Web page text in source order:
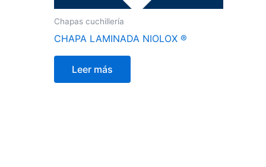
Chapas cuchillería
CHAPA LAMINADA NIOLOX ®
Leer más